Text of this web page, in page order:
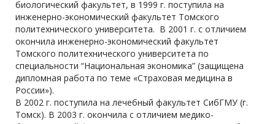
биологический факультет, в 1999 г. поступила на
инженерно-экономический факультет Томского
политехнического университета. В 2001 г. с отличием
окончила инженерно-экономический факультет
Томского политехнического университета по
специальности “Национальная экономика” (защищена
дипломная работа по теме «Страховая медицина в
России»).
В 2002 г. поступила на лечебный факультет CибГМУ (г.
Томск). В 2003 г. окончила с отличием медико-